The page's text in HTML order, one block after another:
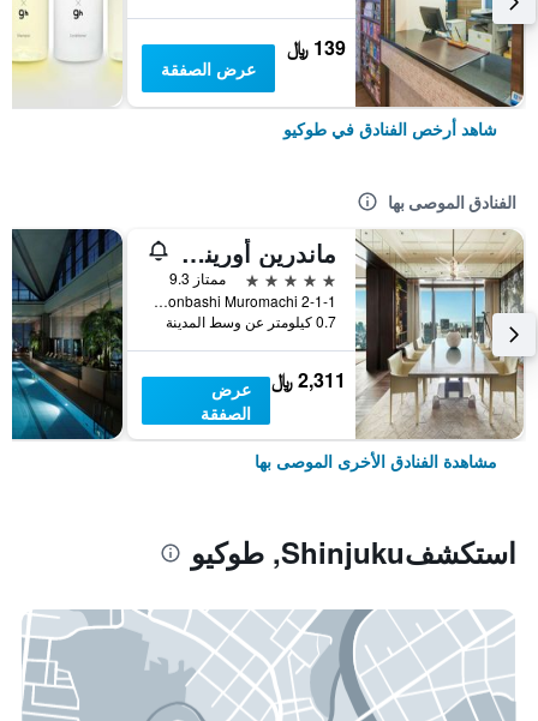
139 ﷼
عرض الصفقة
شاهد أرخص الفنادق في طوكيو
الفنادق الموصى بها
ماندرين أورينتال، طوكيو
5 نجوم
ممتاز 9.3
2-1-1 Nihonbashi Muromachi, طوكيو, اليابان
0.7 كيلومتر عن وسط المدينة
2,311 ﷼
عرض
الصفقة
مشاهدة الفنادق الأخرى الموصى بها
استكشفShinjuku, طوكيو